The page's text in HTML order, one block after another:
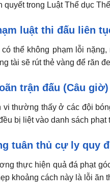
quyết trong Luật Thể dục
luật thi đấu liên
có thể không phạm lỗi
tài sẽ rút thẻ vàng để răn
trận đấu (Câu giờ)
thường thấy ở các đội
bị liệt vào danh sách phạt
tuân thủ cự ly quy
thực hiện quả đá phạt
khoảng cách này là lỗi ăn